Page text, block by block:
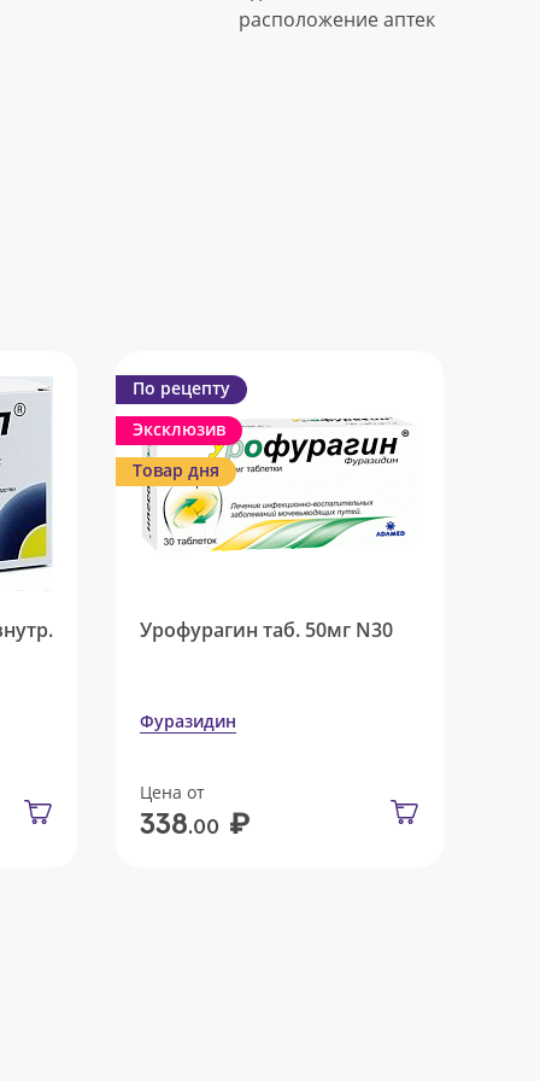
расположение аптек
По рецепту
Эксклюзив
Товар дня
Урофурагин таб. 50мг N30
Фуразидин
Цена от
338.00 ₽